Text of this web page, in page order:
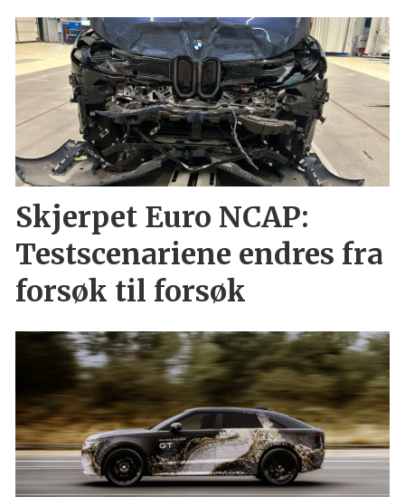
Skjerpet Euro NCAP:
Testscenariene endres fra
forsøk til forsøk